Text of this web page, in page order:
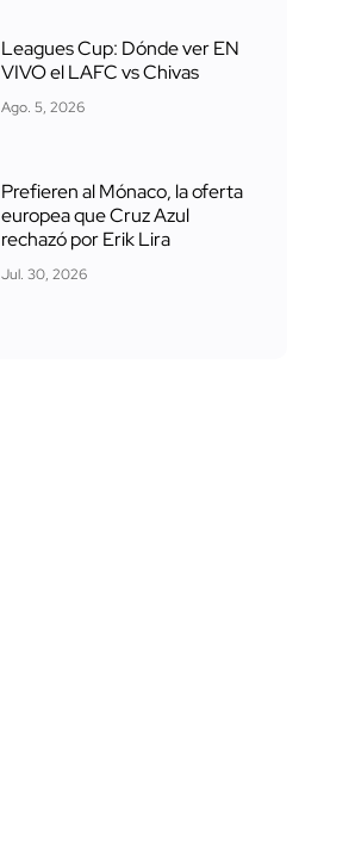
Leagues Cup: Dónde ver EN
VIVO el LAFC vs Chivas
Ago. 5, 2026
Prefieren al Mónaco, la oferta
europea que Cruz Azul
rechazó por Erik Lira
Jul. 30, 2026